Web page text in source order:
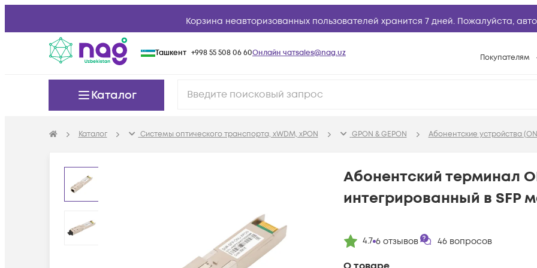
Корзина неавторизованных пользователей хранится 7 дней. Пожалуйста,
Ташкент +998 55 508 06 60Онлайн чатsales@nag.uz Покупателям
Вопросы и
База знаний
Каталог
Каталог Системы оптического транспорта, xWDM, xPON GPON & GEPON Абонентские устройства
Абонентский терминал
интегрированный в SFP
4.7 6 отзывов 46 вопросов